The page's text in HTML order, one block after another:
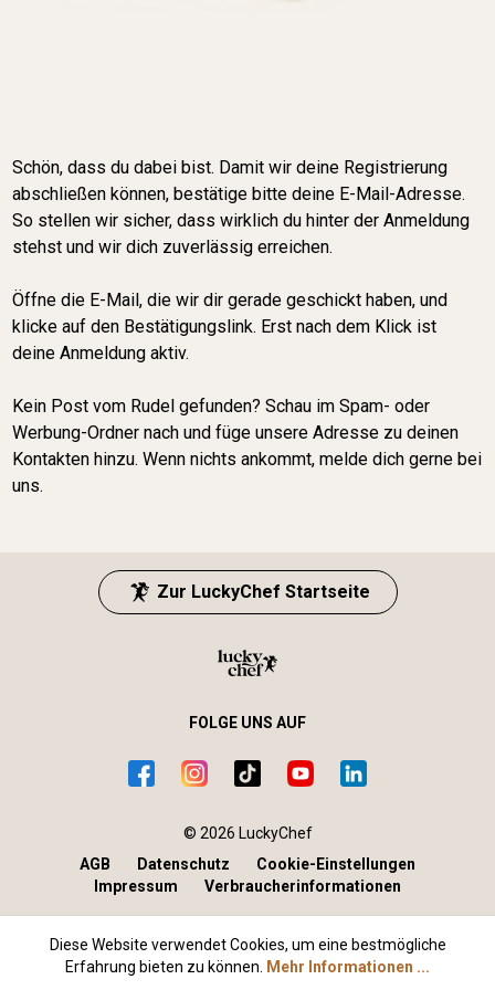
Schön, dass du dabei bist. Damit wir deine Registrierung
abschließen können, bestätige bitte deine E-Mail-Adresse.
So stellen wir sicher, dass wirklich du hinter der Anmeldung
stehst und wir dich zuverlässig erreichen.
Öffne die E-Mail, die wir dir gerade geschickt haben, und
klicke auf den Bestätigungslink. Erst nach dem Klick ist
deine Anmeldung aktiv.
Kein Post vom Rudel gefunden? Schau im Spam- oder
Werbung-Ordner nach und füge unsere Adresse zu deinen
Kontakten hinzu. Wenn nichts ankommt, melde dich gerne bei
uns.
Zur LuckyChef Startseite
FOLGE UNS AUF
© 2026 LuckyChef
AGB
Datenschutz
Cookie-Einstellungen
Impressum
Verbraucherinformationen
Diese Website verwendet Cookies, um eine bestmögliche
Erfahrung bieten zu können.
Mehr Informationen ...